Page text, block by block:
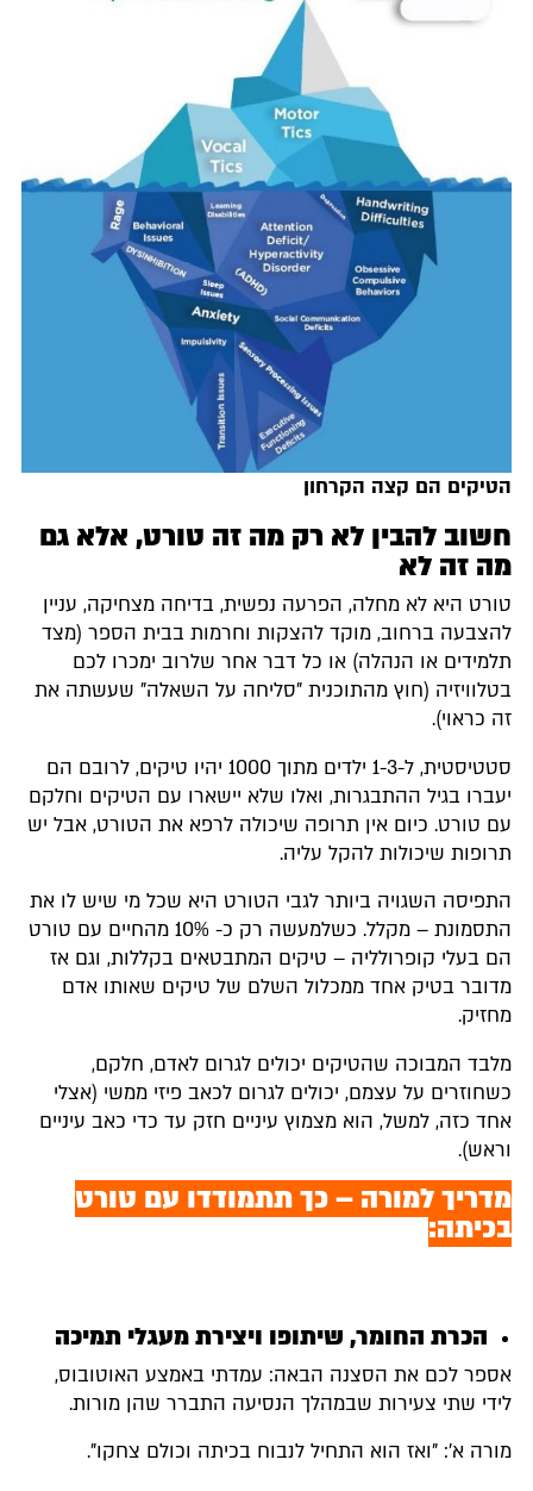
הטיקים הם קצה הקרחון
חשוב להבין לא רק מה זה טורט, אלא גם
מה זה לא
טורט היא לא מחלה, הפרעה נפשית, בדיחה מצחיקה, עניין
להצבעה ברחוב, מוקד להצקות וחרמות בבית הספר (מצד
תלמידים או הנהלה) או כל דבר אחר שלרוב ימכרו לכם
בטלוויזיה (חוץ מהתוכנית "סליחה על השאלה" שעשתה את
זה כראוי).
סטטיסטית, ל-1-3 ילדים מתוך 1000 יהיו טיקים, לרובם הם
יעברו בגיל ההתבגרות, ואלו שלא יישארו עם הטיקים וחלקם
עם טורט. כיום אין תרופה שיכולה לרפא את הטורט, אבל יש
תרופות שיכולות להקל עליה.
התפיסה השגויה ביותר לגבי הטורט היא שכל מי שיש לו את
התסמונת – מקלל. כשלמעשה רק כ- 10% מהחיים עם טורט
הם בעלי קופרולליה – טיקים המתבטאים בקללות, וגם אז
מדובר בטיק אחד ממכלול השלם של טיקים שאותו אדם
מחזיק.
מלבד המבוכה שהטיקים יכולים לגרום לאדם, חלקם,
כשחוזרים על עצמם, יכולים לגרום לכאב פיזי ממשי (אצלי
אחד כזה, למשל, הוא מצמוץ עיניים חזק עד כדי כאב עיניים
וראש).
מדריך למורה – כך תתמודדו עם טורט
בכיתה:
הכרת החומר, שיתופו ויצירת מעגלי תמיכה
אספר לכם את הסצנה הבאה: עמדתי באמצע האוטובוס,
לידי שתי צעירות שבמהלך הנסיעה התברר שהן מורות.
מורה א': "ואז הוא התחיל לנבוח בכיתה וכולם צחקו".